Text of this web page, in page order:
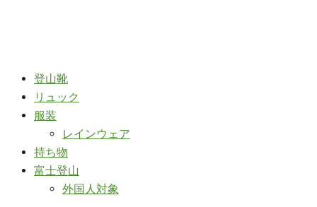
登山靴
リュック
服装
レインウェア
持ち物
富士登山
外国人対象